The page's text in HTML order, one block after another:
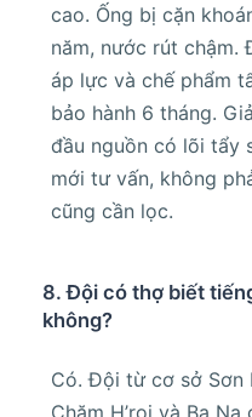
cao. Ống bị cặn
năm, nước rút chậm.
áp lực và chế phẩm
bảo hành 6 tháng.
đầu nguồn có lõi tẩy
mới tư vấn, không
cũng cần lọc.
8. Đội có thợ biết
không?
Có. Đội từ cơ sở
Chăm H’roi và Ba